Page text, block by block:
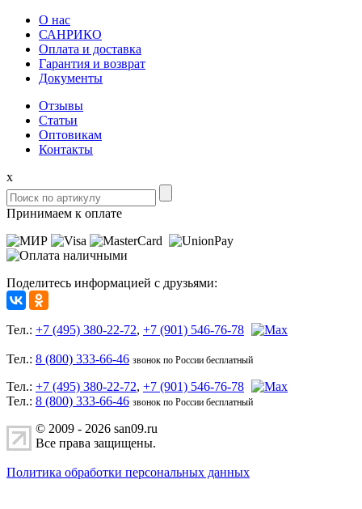
О нас
САНРИКО
Оплата и доставка
Гарантия и возврат
Документы
Отзывы
Статьи
Оптовикам
Контакты
x
Принимаем к оплате
Поделитесь информацией с друзьями:
Тел.: +7 (495) 380-22-72, +7 (901) 546-76-78
Тел.: 8 (800) 333-66-46 звонок по России бесплатный
Тел.: +7 (495) 380-22-72, +7 (901) 546-76-78
Тел.: 8 (800) 333-66-46 звонок по России бесплатный
© 2009 - 2026 san09.ru
Все права защищены.
Политика обработки персональных данных